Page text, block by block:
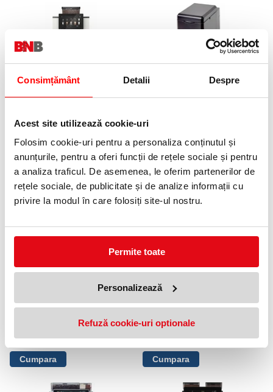
Consimțământ Detalii Despre
Acest site utilizează cookie-uri
Folosim cookie-uri pentru a personaliza conținutul și
anunțurile, pentru a oferi funcții de rețele sociale și pentru
a analiza traficul. De asemenea, le oferim partenerilor de
rețele sociale, de publicitate și de analize informații cu
privire la modul în care folosiți site-ul nostru.
Permite toate
Personalizează
Refuză cookie-uri optionale
10199,99 lei
(pret cu TVA)
1996,50 lei
NOUTATI
OFERTE
Cooler profesional Tchibo, 4L,
Espressor cafea profesional
Tchibo, Coffea Office, negru